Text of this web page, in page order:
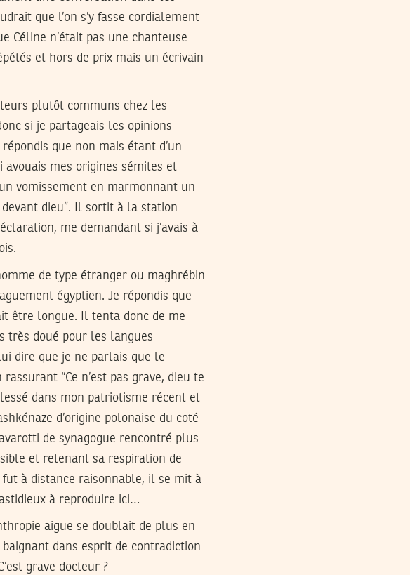
que l’on s’y fasse cordialement
Céline n’était pas une chanteuse
et hors de prix mais un écrivain
plutôt communs chez les
si je partageais les opinions
que non mais étant d’un
mes origines sémites et
vomissement en marmonnant un
dieu”. Il sortit à la station
me demandant si j’avais à
de type étranger ou maghrébin
égyptien. Je répondis que
être longue. Il tenta donc de me
très doué pour les langues
dire que je ne parlais que le
“Ce n’est pas grave, dieu te
dans mon patriotisme récent et
d’origine polonaise du coté
de synagogue rencontré plus
et retenant sa respiration de
fut à distance raisonnable, il se mit à
à reproduire ici…
aigue se doublait de plus en
dans esprit de contradiction
grave docteur ?